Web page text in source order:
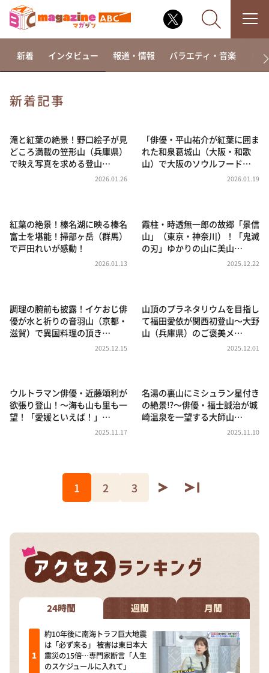
相席食堂
これ余談なんですけど・・・
～人生密着トークバラエティ！～ やすとものいたっ
news おかえり
河合＆A.B.C-Z塚田×福井アナ「なんでやねん！？」
（news おかえり）
朝だ！生です旅サラダ
教えて！ニュースライブ 正義のミカタ
ポツンと一軒家
ザキ山小屋本館
新着 インタビュー 報道・情報 バラエティ・音楽 ド
新着記事
滝と紅葉の絶景！野口絵子が見
どころ満載の笠形山（兵庫県）
で映え写真を求める登山…
2026.01.26
「俳優・平山祐介が紅葉に囲ま
れた和泉葛城山（大阪・和歌
山）で大阪のソウルフード…
2026.01.19
紅葉の絶景！榛名湖に映る榛名
富士を堪能！掃部ヶ岳（群馬）
で戸田れいが感動！
2026.01.13
霞柱・時透無一郎の故郷「景信
山」（東京・神奈川）！「鬼滅
の刃」ゆかりの山に美山…
2025.12.22
調理の腕前も披露！イケおじ俳
優が水と祈りの音羽山（京都・
滋賀）で異国料理の頂き…
2025.12.15
山頂のプラネタリウムを目指し
て福田愛依が関西初登山〜大野
山（兵庫県）のご褒美メ…
2025.12.01
ウルトラマン俳優・近藤頌利が
欲張り登山！〜海も山も里も一
望！「愛媛といえば！」…
2025.11.17
名湯の裏山にミシュラン星付き
の絶景⁉〜俳優・福士誠治が城
崎温泉を一望する大師山…
2025.11.10
1 2 3
24時間 週間 月間
約10年後に南海トラフ巨大地震
は「必ず来る」 被害は東日本大
震災の15倍…専門家断言「人生
のスケジュールに入れて」